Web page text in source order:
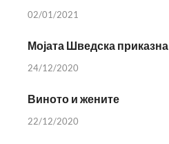
02/01/2021
Мојата Шведска приказна
24/12/2020
Виното и жените
22/12/2020